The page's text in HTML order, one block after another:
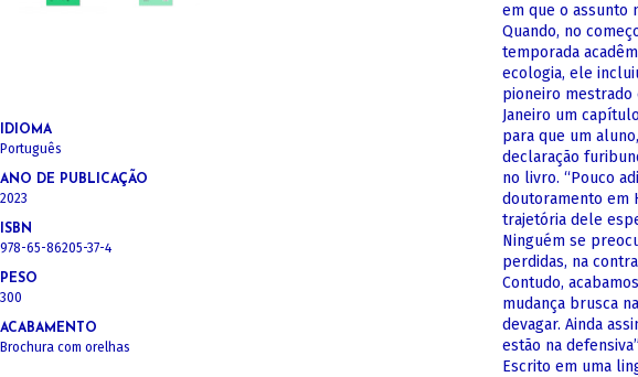
em que o assunto
Quando, no
temporada
ecologia, ele
pioneiro mestrado
Janeiro um
para que um
declaração
no livro. “Pouco
doutoramento em
trajetória dele
Ninguém se
perdidas, na
Contudo,
mudança brusca
devagar. Ainda
estão na
Escrito em uma
IDIOMA
Português
ANO DE PUBLICAÇÃO
2023
ISBN
978-65-86205-37-4
PESO
300
ACABAMENTO
Brochura com orelhas